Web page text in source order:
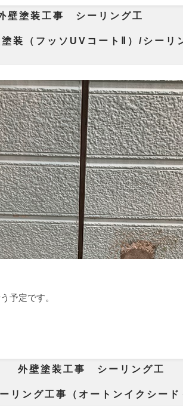
装工事 シーリング工
（フッソUVコートⅡ）/シーリ
予定です。
塗装工事 シーリング工
リング工事（オートンイクシー